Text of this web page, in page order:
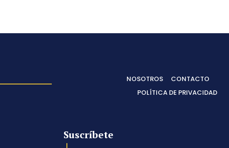
NOSOTROS
CONTACTO
POLÍTICA DE PRIVACIDAD
Suscríbete